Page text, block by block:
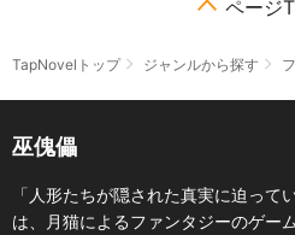
ページ
TapNovelトップ ジャンルから探す
巫傀儡
「人形たちが隠された真実に迫っ
は、月猫によるファンタジーのゲー